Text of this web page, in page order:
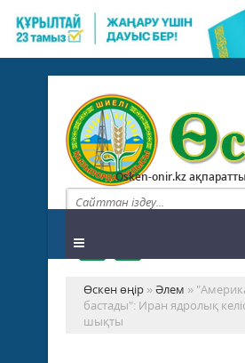
Osken-onir.kz
Өскен өңір »Әлем »
бастады": Иран ядролық
шықты